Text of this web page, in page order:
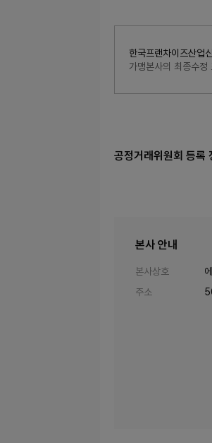
한국프랜차이즈산
가맹본사의 최종수
공정거래위원회 등록
본사 안내
본사상호
주소